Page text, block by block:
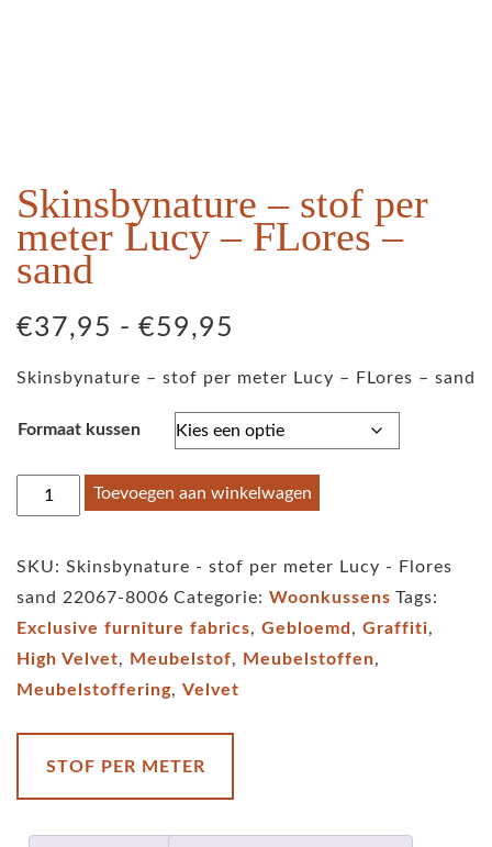
Skinsbynature – stof per
meter Lucy – FLores –
sand
€37,95 - €59,95
tot
€59,95
Skinsbynature – stof per meter Lucy – FLores – sand
Formaat kussen
Skinsbynature
-
-
sand
aantal
Toevoegen aan winkelwagen
SKU: Skinsbynature - stof per meter Lucy - Flores
sand 22067-8006 Categorie: Woonkussens Tags:
Exclusive furniture fabrics, Gebloemd , Graffiti,
High Velvet, Meubelstof, Meubelstoffen,
Meubelstoffering, Velvet
STOF PER METER